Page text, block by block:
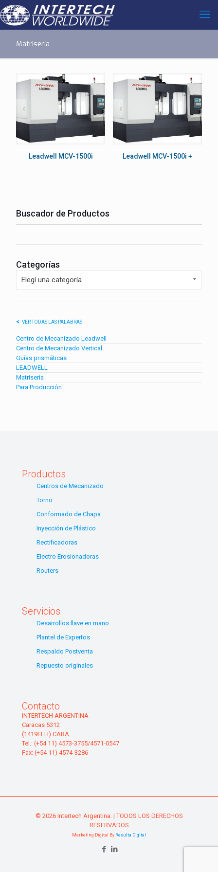
Matrisería
Leadwell MCV-1500i Leadwell MCV-1500i +
Buscador de Productos
Categorías
Elegí una categoría
VER TODAS LAS PALABRAS
Centro de Mecanizado Leadwell
Centro de Mecanizado Vertical
Guías prismáticas
LEADWELL
Matrisería
Para Producción
Productos
Centros de Mecanizado
Torno
Conformado de Chapa
Inyección de Plástico
Rectificadoras
Electro Erosionadoras
Routers
Servicios
Desarrollos llave en mano
Plantel de Expertos
Respaldo Postventa
Repuesto originales
Contacto
INTERTECH ARGENTINA
Caracas 5312
(1419ELH) CABA
Tel.: (+54 11) 4573-3755/4571-0547
Fax: (+54 11) 4574-3286
© 2026 Intertech Argentina. | TODOS LOS DERECHOS
RESERVADOS
Marketing Digital By Resulta Digital